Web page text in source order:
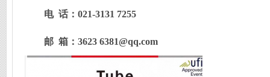
电 话： 021-3131 7255
邮 箱： 3623 6381@qq.com